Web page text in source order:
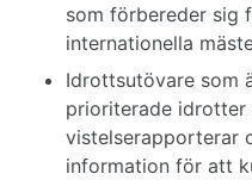
som förbereder sig
internationella
Idrottsutövare som
prioriterade
vistelserapporterar
information för att